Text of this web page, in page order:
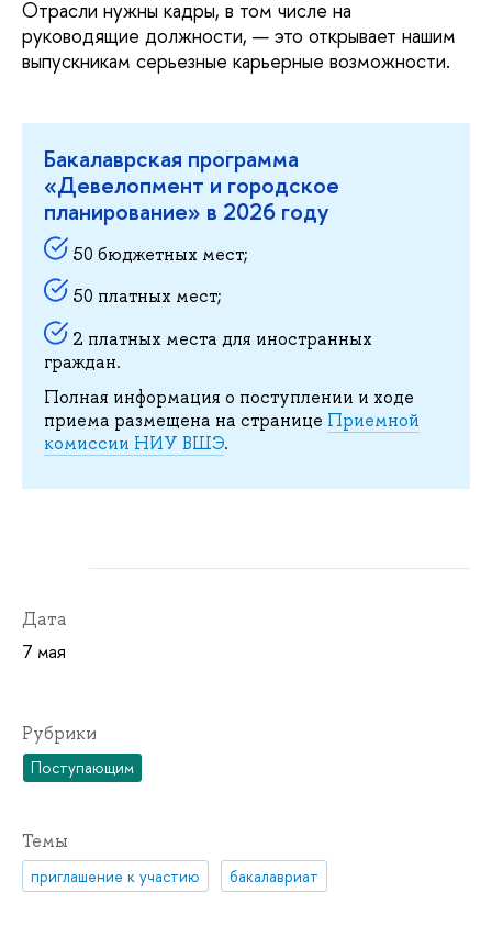
Отрасли нужны кадры, в том числе на
руководящие должности, — это открывает нашим
выпускникам серьезные карьерные возможности.
Бакалаврская программа
«Девелопмент и городское
планирование» в 2026 году
50 бюджетных мест;
50 платных мест;
2 платных места для иностранных
граждан.
Полная информация о поступлении и ходе
приема размещена на странице Приемной
комиссии НИУ ВШЭ.
Дата
7 мая
Рубрики
Поступающим
Темы
приглашение к участию бакалавриат